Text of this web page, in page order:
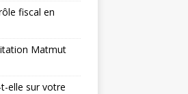
fiscal en
Matmut
elle sur votre